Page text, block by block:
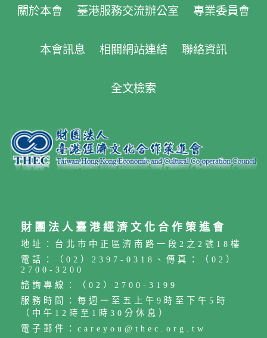
關於本會 臺港服務交流辦公室 專業委員會
本會訊息 相關網站連結 聯絡資訊
全文檢索
財團法人臺港經濟文化合作策進會
地址：台北市中正區濟南路一段2之2號18樓
電話：（02）2397-0318、傳真：（02）
2700-3200
諮詢專線：（02）2700-3199
服務時間：每週一至五上午9時至下午5時
（中午12時至1時30分休息）
電子郵件：careyou@thec.org.tw